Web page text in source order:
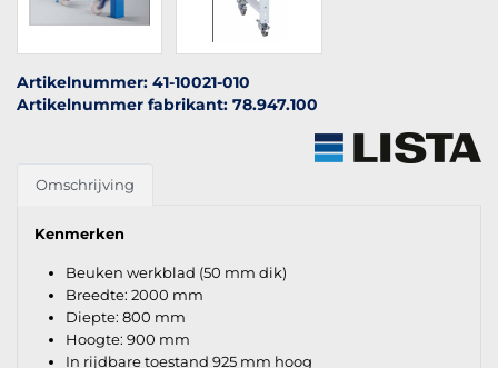
Artikelnummer: 41-10021-010
Artikelnummer fabrikant: 78.947.100
Omschrijving
Kenmerken
Beuken werkblad (50 mm dik)
Breedte: 2000 mm
Diepte: 800 mm
Hoogte: 900 mm
In rijdbare toestand 925 mm hoog